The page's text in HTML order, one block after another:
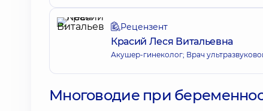
Рецензент
Красий Леся Витальевна
Акушер-гинеколог; Врач
Многоводие при